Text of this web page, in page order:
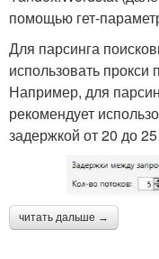
помощью гет-
Для парсинга
использовать прокси
Например, для
рекомендует
задержкой от 20 до
читать дальше →